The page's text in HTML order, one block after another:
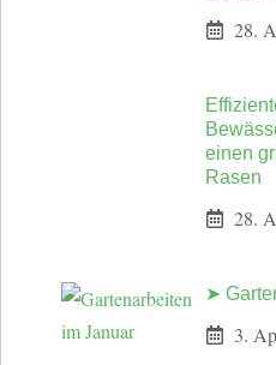
28.
einen
Rasen
28.
➤
3.